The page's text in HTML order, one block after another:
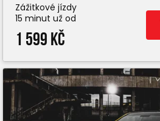
Zážitkové jízdy
15 minut už od
1 599 Kč